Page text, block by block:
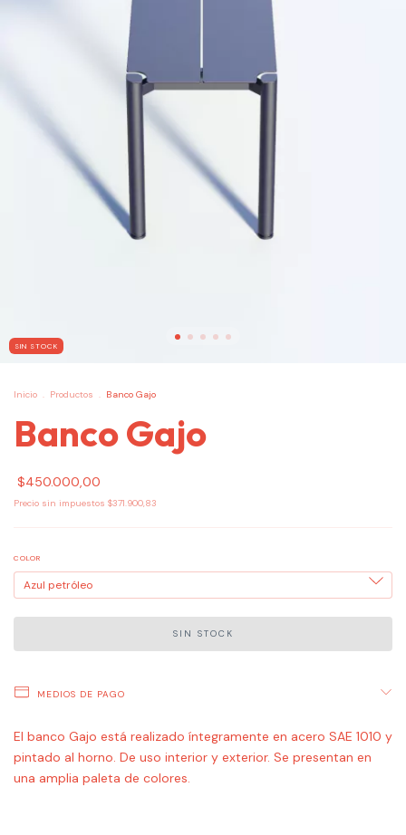
SIN STOCK
Inicio Productos Banco Gajo
Banco Gajo
$450.000,00
Precio sin impuestos $371.900,83
COLOR
MEDIOS DE PAGO
El banco Gajo está realizado íntegramente en acero SAE 1010 y
pintado al horno. De uso interior y exterior. Se presentan en
una amplia paleta de colores.